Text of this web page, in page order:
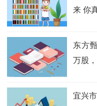
来 你
东方
万股
宜兴